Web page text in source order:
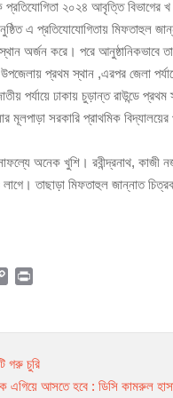
টাকার বাজেট ঘোষণা
পিস ইয়াবা ও ৫০ গ্রাম গাঁজাসহ ৩
প্রতিযোগিতা ২০২৪ আবৃত্তি বিভাগের
এ প্রতিযোযোগিতায় মিফতাহুল
অর্জন করে। পরে আনুষ্ঠানিকভাবে
প্রথম স্থান ,এরপর জেলা
পর্যায়ে ঢাকায় চুড়ান্ত রাউন্ডে
মূলপাড়া সরকারি প্রাথমিক
অনেক খুশি। রবীন্দ্রনাথ,
তাছাড়া মিফতাহুল জান্নাত
i
t
গরু চুরি
এগিয়ে আসতে হবে : ডিসি কামরুল